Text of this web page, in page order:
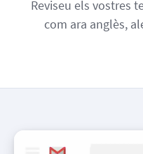
Reviseu els vostres
com ara anglès,